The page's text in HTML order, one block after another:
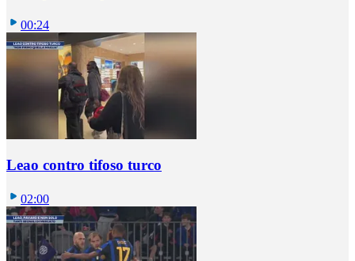
00:24
Leao contro tifoso turco
02:00